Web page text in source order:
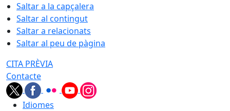
Saltar a la capçalera
Saltar al contingut
Saltar a relacionats
Saltar al peu de pàgina
CITA PRÈVIA
Contacte
Idiomes